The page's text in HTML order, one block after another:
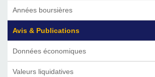
Années boursières
Avis & Publications
Données économiques
Valeurs liquidatives